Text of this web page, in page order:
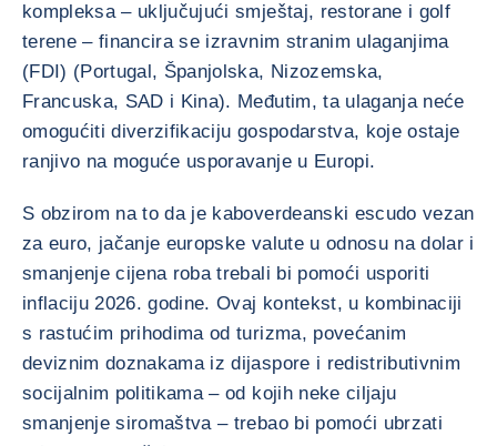
kompleksa – uključujući smještaj, restorane i golf
terene – financira se izravnim stranim ulaganjima
(FDI) (Portugal, Španjolska, Nizozemska,
Francuska, SAD i Kina). Međutim, ta ulaganja neće
omogućiti diverzifikaciju gospodarstva, koje ostaje
ranjivo na moguće usporavanje u Europi.
S obzirom na to da je kaboverdeanski escudo vezan
za euro, jačanje europske valute u odnosu na dolar i
smanjenje cijena roba trebali bi pomoći usporiti
inflaciju 2026. godine. Ovaj kontekst, u kombinaciji
s rastućim prihodima od turizma, povećanim
deviznim doznakama iz dijaspore i redistributivnim
socijalnim politikama – od kojih neke ciljaju
smanjenje siromaštva – trebao bi pomoći ubrzati